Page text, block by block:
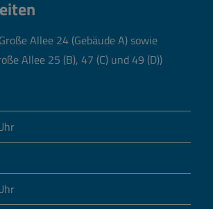
Allee 24 (Gebäude A) sowie
Allee 25 (B), 47 (C) und 49 (D))